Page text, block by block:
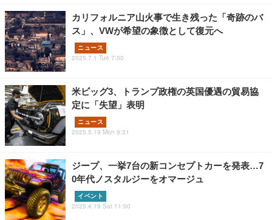
カリフォルニア山火事で生き残った「奇跡のバ
ス」、VWが希望の象徴として復元へ
ニュース
2025.7.1 Tue 7:00
米ビッグ3、トランプ政権の英国優遇の貿易協
定に「失望」表明
ニュース
2025.5.19 Mon 9:31
ジープ、一挙7台の新コンセプトカーを発表…7
0年代ノスタルジーをオマージュ
イベント
2025.4.19 Sat 11:00